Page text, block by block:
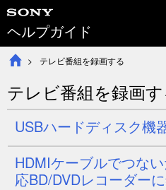
ヘルプガイド
テレビ番組を録画する
テレビ番組を録画す
USBハードディスク機
HDMIケーブルでつな
応BD/DVDレコーダー